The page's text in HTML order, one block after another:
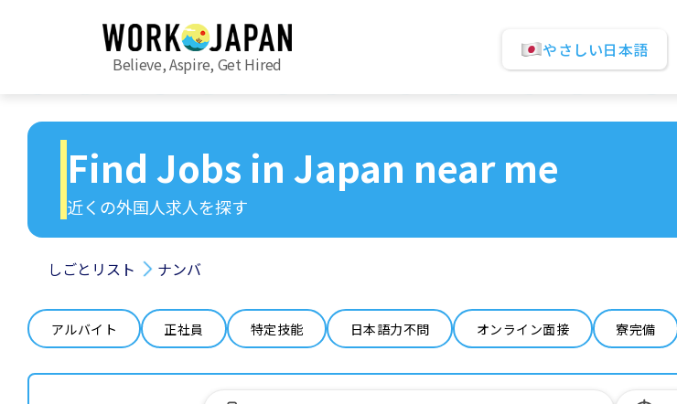
Believe, Aspire, Get Hired
やさしい日本語
Find Jobs in Japan near me
近くの外国人求人を探す
しごとリスト ナンバ
アルバイト 正社員 特定技能 日本語力不問 オンライン面接 寮完備